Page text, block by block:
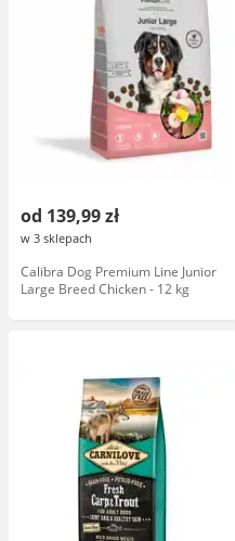
od 139,99 zł
w 3 sklepach
Calibra Dog Premium Line Junior
Large Breed Chicken - 12 kg